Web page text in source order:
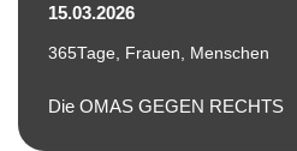
15.03.2026
365Tage Frauen Menschen
Die OMAS GEGEN RECHTS